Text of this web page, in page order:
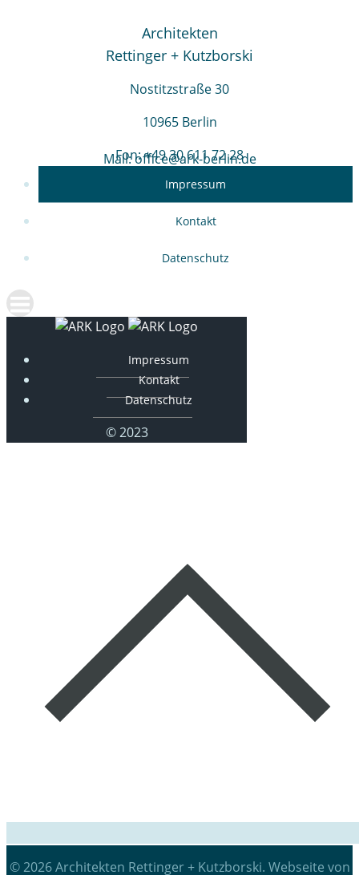
Architekten
Rettinger + Kutzborski
Nostitzstraße 30
10965 Berlin
Fon: +49 30 611 72 28
Mail: office@ark-berlin.de
Impressum
Kontakt
Datenschutz
Impressum
Kontakt
Datenschutz
© 2023
© 2026 Architekten Rettinger + Kutzborski. Webseite von